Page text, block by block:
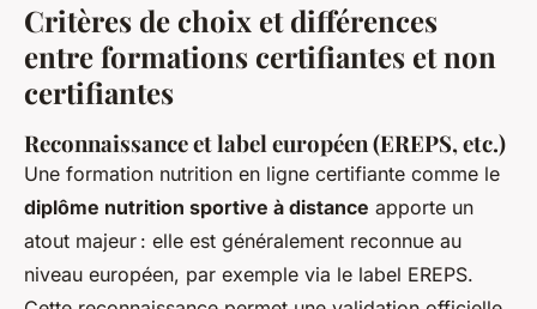
Critères de choix et différences
entre formations certifiantes et non
certifiantes
Reconnaissance et label européen (EREPS, etc.)
Une formation nutrition en ligne certifiante comme le
diplôme nutrition sportive à distance apporte un
atout majeur : elle est généralement reconnue au
niveau européen, par exemple via le label EREPS.